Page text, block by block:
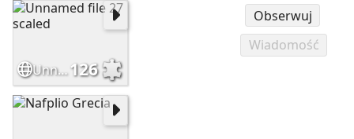
Obserwuj
Wiadomość
Unnamed file 27 scaled126